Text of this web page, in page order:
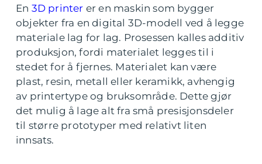
En 3D printer er en maskin som bygger
objekter fra en digital 3D-modell ved å legge
materiale lag for lag. Prosessen kalles additiv
produksjon, fordi materialet legges til i
stedet for å fjernes. Materialet kan være
plast, resin, metall eller keramikk, avhengig
av printertype og bruksområde. Dette gjør
det mulig å lage alt fra små presisjonsdeler
til større prototyper med relativt liten
innsats.